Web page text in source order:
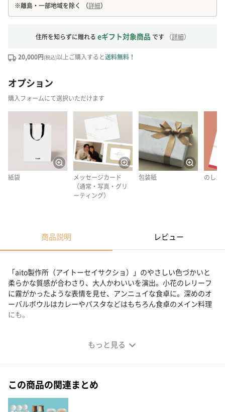
住所を知らずに贈れる eギフト対象商品 です （詳細）
20,000円(税込)以上ご購入すると送料無料！
オプション
購入フォームにて選択いただけます
紙袋
メッセージカード
（通常・写真・グリ
ーティング）
包装紙 のしカ
商品説明 レビュー
もっと見る
「aito製作所（アイトーセイサクショ）」のやさしい色づかいと
柔らかな質感が合わさり、大人かわいいを演出。小花のレリーフ
に霧がかったような表情を見せ、アンニュイな食卓に。深めのオ
ーバルボウルはカレーやパスタなどはもちろん食卓のメイン料理
にも。
フォグ オーバルセット
この商品の関連まとめ